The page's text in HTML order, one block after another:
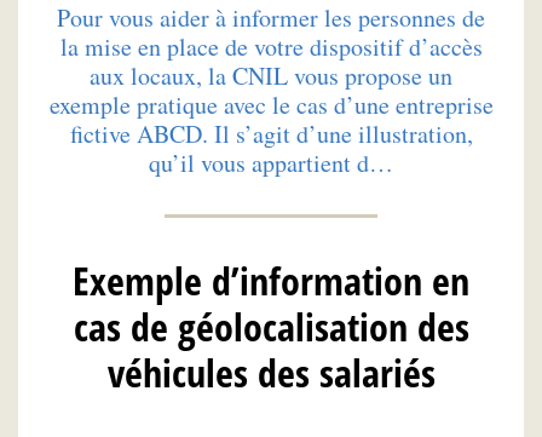
Pour vous aider à informer les personnes de
la mise en place de votre dispositif d’accès
aux locaux, la CNIL vous propose un
exemple pratique avec le cas d’une entreprise
fictive ABCD. Il s’agit d’une illustration,
qu’il vous appartient d…
Exemple d’information en
cas de géolocalisation des
véhicules des salariés